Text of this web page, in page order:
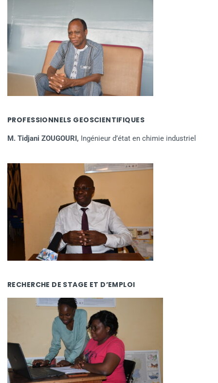
PROFESSIONNELS GEOSCIENTIFIQUES
M. Tidjani ZOUGOURI, Ingénieur d’état en chimie industriel
RECHERCHE DE STAGE ET D’EMPLOI